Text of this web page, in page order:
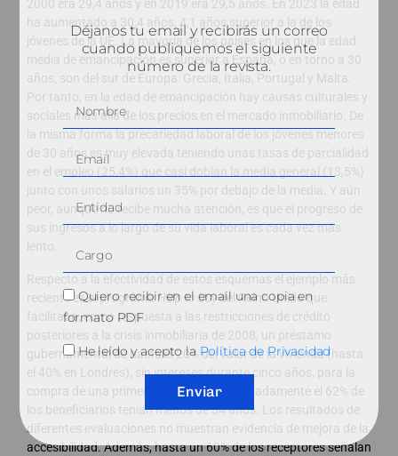
2000 era 29,4 años y en 2019 era 29,5 años. En 2023 la edad
ha aumentado a 30,4 años, 4,1 años superior a la de los
jóvenes de la UE. La mayoría de los países en los que la edad
media de emancipación es superior a España, o en torno a 30
años, son del sur de Europa: Grecia, Italia, Portugal y Malta.
Por tanto, en la edad de emancipación hay causas culturales y
sociales más allá de los precios en el mercado inmobiliario. De
la misma forma la precariedad laboral de los jóvenes menores
de 30 años es muy elevada teniendo unas tasas de parcialidad
en el empleo (25,4%) que casi doblan la media general (13,5%)
junto con unos salarios un 35% por debajo de la media. Y aún
peor, aunque no recibe mucha atención, es que el progreso de
sus ingresos a lo largo de su vida laboral es cada vez más
lento.
Respecto a la efectividad de estos esquemas el ejemplo más
reciente es el programaHelp to buydel Reino Unido que
facilitaba, como respuesta a las restricciones de crédito
posteriores a la crisis inmobiliaria de 2008, un préstamo
gubernamental de hasta el 20% del valor de la vivienda (hasta
el 40% en Londres), sin intereses durante cinco años, para la
compra de una primera vivienda. Aproximadamente el 62% de
los beneficiarios tenían menos de 34 años. Los resultados de
diferentes evaluaciones no muestran evidencia de mejora de la
accesibilidad. Además, hasta un 60% de los receptores señalan
Déjanos tu email y recibirás un correo
cuando publiquemos el siguiente
número de la revista.
Quiero recibir en el email una copia en
formato PDF
He leído y acepto la Política de Privacidad
Enviar